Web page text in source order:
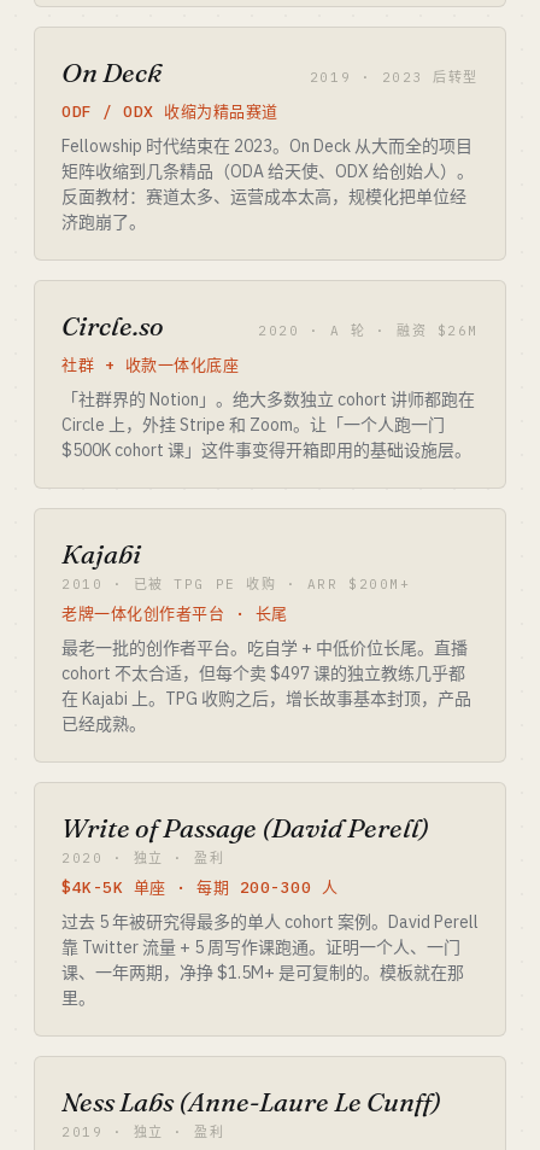
On Deck 2019 · 2023 后转型
ODF / ODX 收缩为精品赛道
Fellowship 时代结束在 2023。On Deck 从大而全的项目
矩阵收缩到几条精品（ODA 给天使、ODX 给创始人）。
反面教材：赛道太多、运营成本太高，规模化把单位经
济跑崩了。
Circle.so 2020 · A 轮 · 融资 $26M
社群 + 收款一体化底座
「社群界的 Notion」。绝大多数独立 cohort 讲师都跑在
Circle 上，外挂 Stripe 和 Zoom。让「一个人跑一门
$500K cohort 课」这件事变得开箱即用的基础设施层。
Kajabi
2010 · 已被 TPG PE 收购 · ARR $200M+
老牌一体化创作者平台 · 长尾
最老一批的创作者平台。吃自学 + 中低价位长尾。直播
cohort 不太合适，但每个卖 $497 课的独立教练几乎都
在 Kajabi 上。TPG 收购之后，增长故事基本封顶，产品
已经成熟。
Write of Passage (David Perell)
2020 · 独立 · 盈利
$4K-5K 单座 · 每期 200-300 人
过去 5 年被研究得最多的单人 cohort 案例。David Perell
靠 Twitter 流量 + 5 周写作课跑通。证明一个人、一门
课、一年两期，净挣 $1.5M+ 是可复制的。模板就在那
里。
Ness Labs (Anne-Laure Le Cunff)
2019 · 独立 · 盈利